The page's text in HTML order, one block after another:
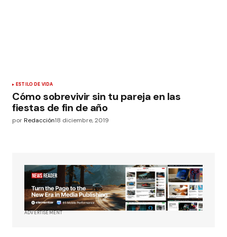
ESTILO DE VIDA
Cómo sobrevivir sin tu pareja en las
fiestas de fin de año
porRedacción18 diciembre, 2019
ADVERTISEMENT